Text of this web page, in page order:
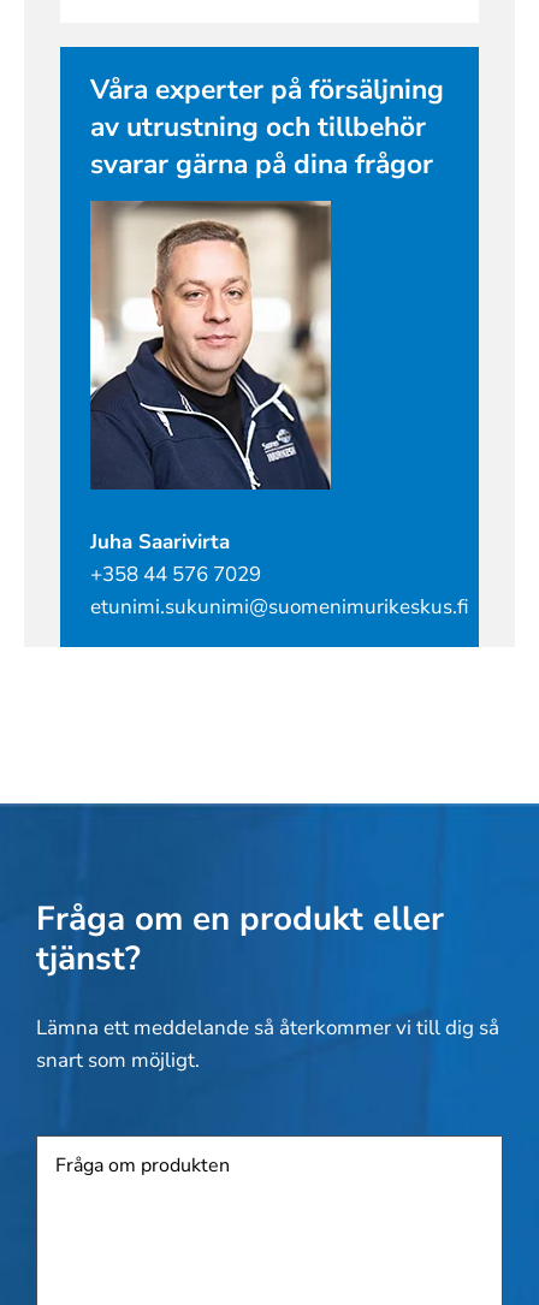
Våra experter på försäljning
av utrustning och tillbehör
svarar gärna på dina frågor
Juha Saarivirta
+358 44 576 7029
etunimi.sukunimi@suomenimurikeskus.fi
Fråga om en produkt eller
tjänst?
Lämna ett meddelande så återkommer vi till dig så
snart som möjligt.